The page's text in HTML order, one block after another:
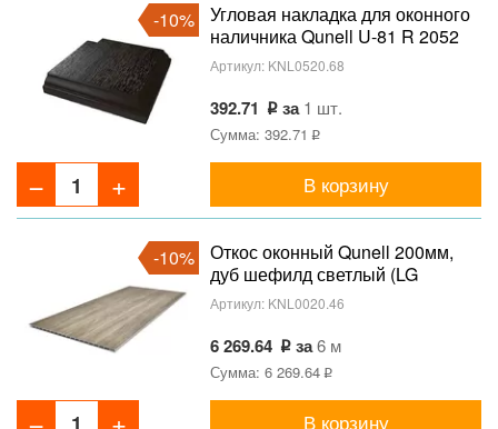
-10%
Угловая накладка для оконного
наличника Qunell U-81 R 2052
089 темный дуб
Артикул: KNL0520.68
392.71 за1 шт.
Сумма: 392.71
В корзину
-10%
Откос оконный Qunell 200мм,
дуб шефилд светлый (LG
GF402_5F)
Артикул: KNL0020.46
6 269.64 за6 м
Сумма: 6 269.64
В корзину